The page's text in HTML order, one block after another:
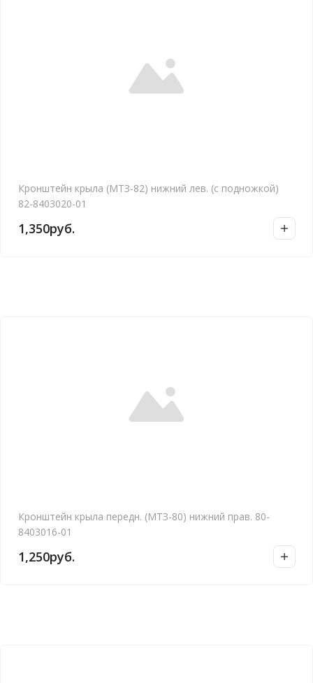
Кронштейн крыла (МТЗ-82) нижний лев. (с подножкой)
82-8403020-01
1,350руб.
Кронштейн крыла передн. (МТЗ-80) нижний прав. 80-
8403016-01
1,250руб.